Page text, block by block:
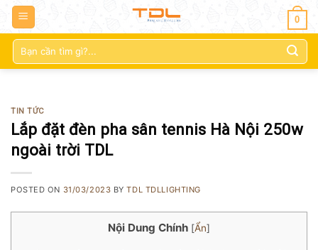
0
Tìm
kiếm:
TIN TỨC
Lắp đặt đèn pha sân tennis Hà Nội 250w
ngoài trời TDL
POSTED ON 31/03/2023 BYTDL TDLLIGHTING
Nội Dung Chính [Ẩn]